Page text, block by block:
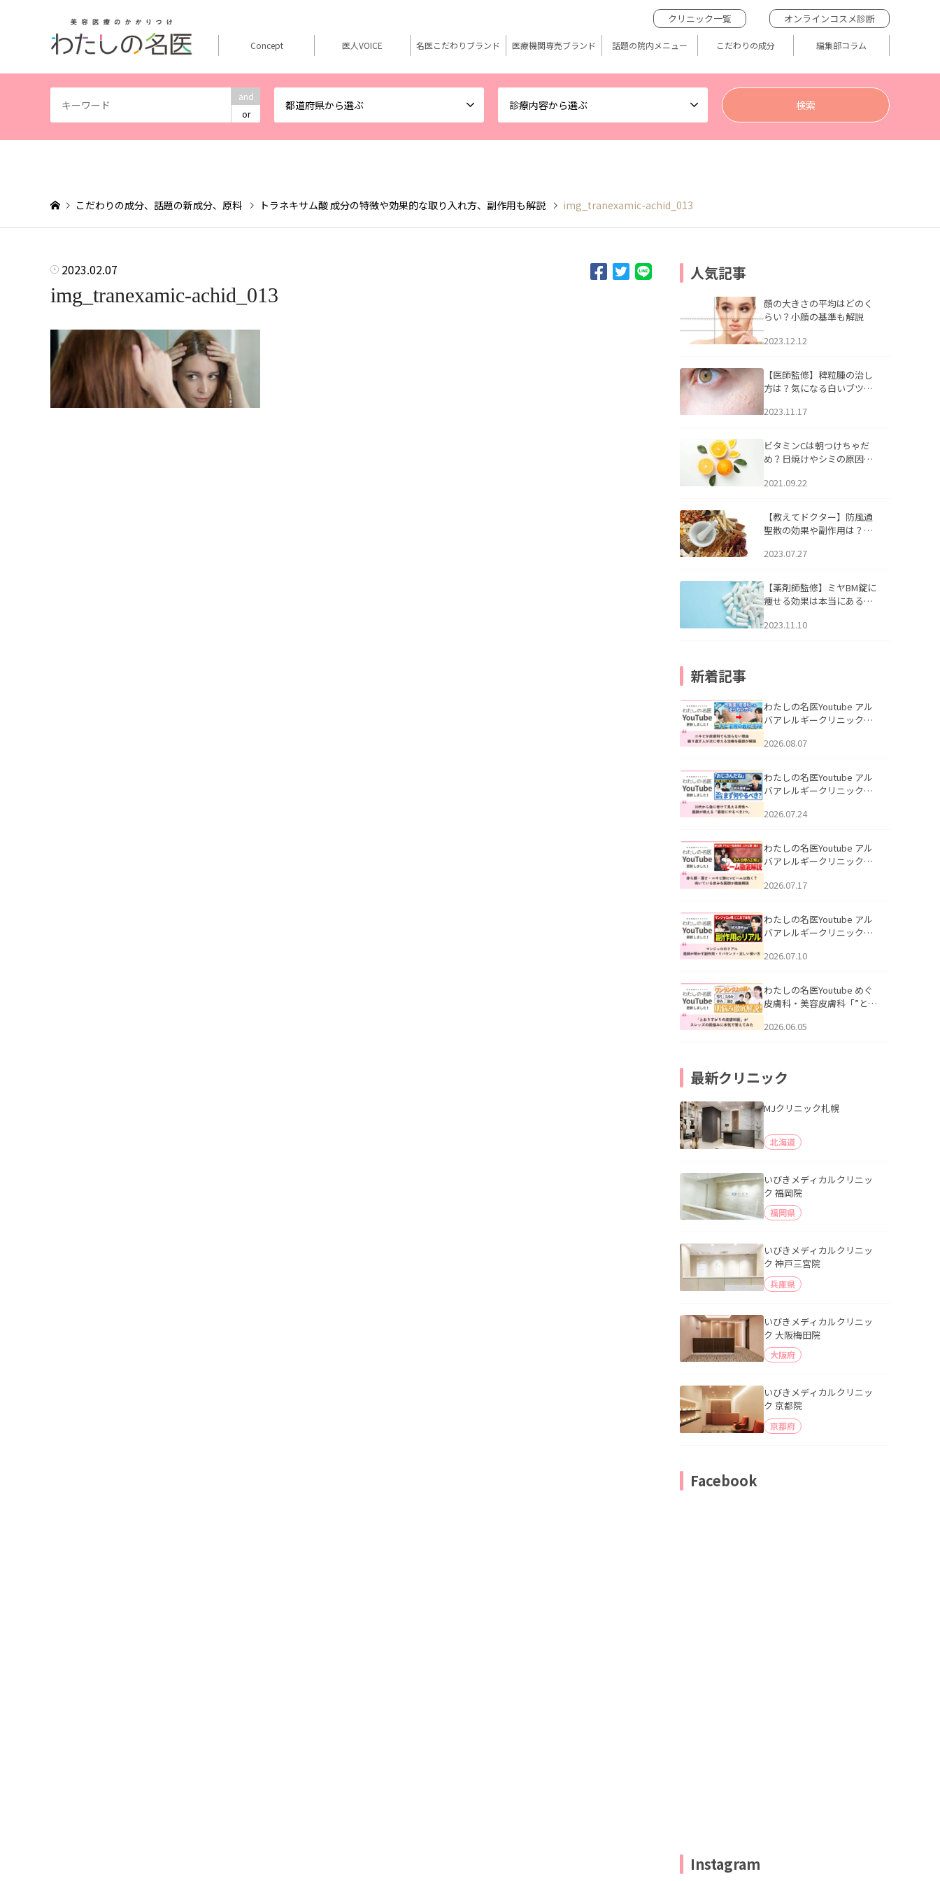
and
or
都道府県から選ぶ 診療内容から選ぶ
クリニック一覧 オンラインコスメ診断
Concept 医人VOICE 名医こだわりブランド 医療機関専売ブランド 話題の院内メニュー こだわりの成分 編集部コラム
こだわりの成分、話題の新成分、原料 トラネキサム酸 成分の特徴や効果的な取り入れ方、副作用も解説 img_tranexamic-achid_013
2023.02.07
img_tranexamic-achid_013
人気記事
顔の大きさの平均はどのく
らい？小顔の基準も解説
2023.12.12
【医師監修】稗粒腫の治し
方は？気になる白いブツブ
アについて
2023.11.17
ビタミンCは朝つけちゃだ
め？日焼けやシミの原因に
2021.09.22
【教えてドクター】防風通
聖散の効果や副作用は？長
2023.07.27
【薬剤師監修】ミヤBM錠に
痩せる効果は本当にある
2023.11.10
新着記事
わたしの名医Youtube アル
バアレルギークリニック札
らない理由｜繰り返す人が
説」を公開いたしました。
2026.08.07
わたしの名医Youtube アル
バアレルギークリニック札
える男性へ｜医師が教える
公開いたしました。
2026.07.24
わたしの名医Youtube アル
バアレルギークリニック札
跡にVビームは効く？向いて
説」を公開いたしました。
2026.07.17
わたしの名医Youtube アル
バアレルギークリニック札
医師が明かす副作用・リバ
公開いたしました。
2026.07.10
わたしの名医Youtube めぐ
皮膚科・美容皮膚科「”とお
ッズの肌悩みに本気で答え
2026.06.05
最新クリニック
MJクリニック札幌
北海道
いびきメディカルクリニッ
ク 福岡院
福岡県
いびきメディカルクリニッ
ク 神戸三宮院
兵庫県
いびきメディカルクリニッ
ク 大阪梅田院
大阪府
いびきメディカルクリニッ
ク 京都院
京都府
Facebook
Instagram